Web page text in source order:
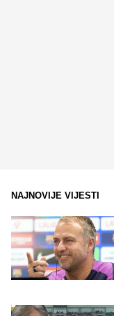
NAJNOVIJE VIJESTI